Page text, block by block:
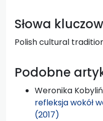
Słowa
Polish cultural
Podobne
Weronika
refleksja wokół
(2017)